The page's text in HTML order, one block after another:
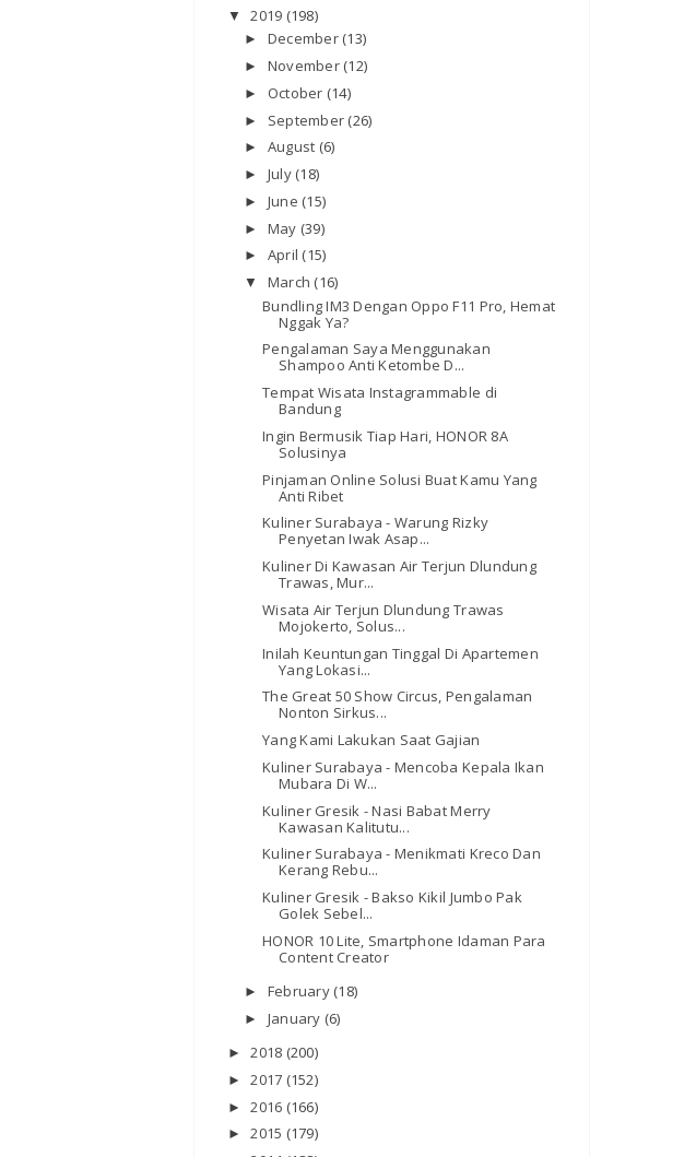
▼2019 (198)
► December (13)
► November (12)
► October (14)
► September (26)
► August (6)
► July (18)
► June (15)
► May (39)
► April (15)
▼ March (16)
Bundling IM3 Dengan Oppo F11 Pro, Hemat
Nggak Ya?
Pengalaman Saya Menggunakan
Shampoo Anti Ketombe D...
Tempat Wisata Instagrammable di
Bandung
Ingin Bermusik Tiap Hari, HONOR 8A
Solusinya
Pinjaman Online Solusi Buat Kamu Yang
Anti Ribet
Kuliner Surabaya - Warung Rizky
Penyetan Iwak Asap...
Kuliner Di Kawasan Air Terjun Dlundung
Trawas, Mur...
Wisata Air Terjun Dlundung Trawas
Mojokerto, Solus...
Inilah Keuntungan Tinggal Di Apartemen
Yang Lokasi...
The Great 50 Show Circus, Pengalaman
Nonton Sirkus...
Yang Kami Lakukan Saat Gajian
Kuliner Surabaya - Mencoba Kepala Ikan
Mubara Di W...
Kuliner Gresik - Nasi Babat Merry
Kawasan Kalitutu...
Kuliner Surabaya - Menikmati Kreco Dan
Kerang Rebu...
Kuliner Gresik - Bakso Kikil Jumbo Pak
Golek Sebel...
HONOR 10 Lite, Smartphone Idaman Para
Content Creator
► February (18)
► January (6)
►2018 (200)
►2017 (152)
►2016 (166)
►2015 (179)